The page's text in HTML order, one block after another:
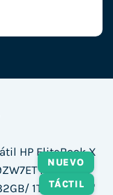
NUEVO
TÁCTIL